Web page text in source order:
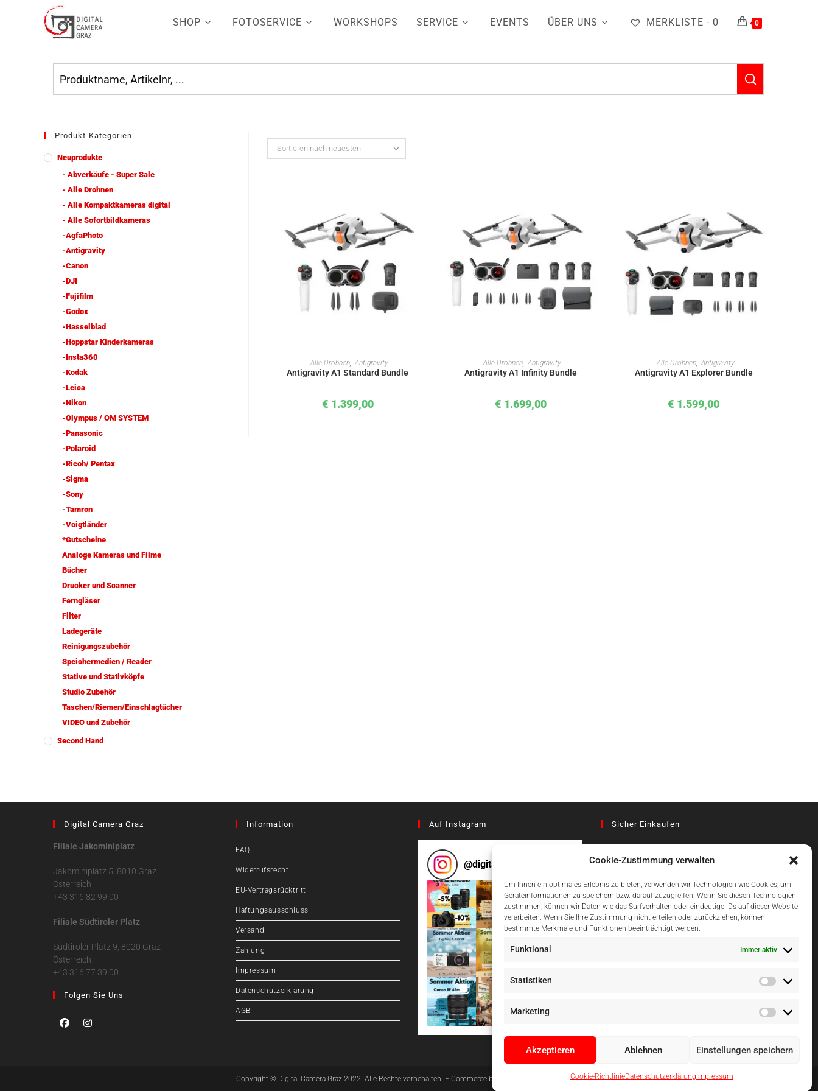
Cookie-Zustimmung verwalten
Um Ihnen ein optimales Erlebnis zu bieten, verwenden wir Technologien wie Cookies, um
Geräteinformationen zu speichern bzw. darauf zuzugreifen. Wenn Sie diesen Technologien
zustimmen, können wir Daten wie das Surfverhalten oder eindeutige IDs auf dieser Website
verarbeiten. Wenn Sie Ihre Zustimmung nicht erteilen oder zurückziehen, können
bestimmte Merkmale und Funktionen beeinträchtigt werden.
Funktional Immer aktiv
Statistiken
Marketing
Akzeptieren Ablehnen Einstellungen speichern
Cookie-RichtlinieDatenschutzerklärung Impressum
SHOP FOTOSERVICE WORKSHOPS SERVICE EVENTS ÜBER UNS MERKLISTE - 0 0
Produkt-Kategorien
Neuprodukte
- Abverkäufe - Super Sale
- Alle Drohnen
- Alle Kompaktkameras digital
- Alle Sofortbildkameras
-AgfaPhoto
-Antigravity
-Canon
-DJI
-Fujifilm
-Godox
-Hasselblad
-Hoppstar Kinderkameras
-Insta360
-Kodak
-Leica
-Nikon
-Olympus / OM SYSTEM
-Panasonic
-Polaroid
-Ricoh/ Pentax
-Sigma
-Sony
-Tamron
-Voigtländer
*Gutscheine
Analoge Kameras und Filme
Bücher
Drucker und Scanner
Ferngläser
Filter
Ladegeräte
Reinigungszubehör
Speichermedien / Reader
Stative und Stativköpfe
Studio Zubehör
Taschen/Riemen/Einschlagtücher
VIDEO und Zubehör
Second Hand
Sortieren nach neuesten
IN DEN WARENKORB
- Alle Drohnen ,-Antigravity
Antigravity A1 Standard Bundle
€ 1.399,00
IN DEN WARENKORB
- Alle Drohnen ,-Antigravity
Antigravity A1 Infinity Bundle
€ 1.699,00
IN DEN WARENKORB
- Alle Drohnen, -Antigravity
Antigravity A1 Explorer Bundle
€ 1.599,00
Digital Camera Graz
Filiale Jakominiplatz
Jakominiplatz 5, 8010 Graz
Österreich
+43 316 82 99 00
Filiale Südtiroler Platz
Südtiroler Platz 9, 8020 Graz
Österreich
+43 316 77 39 00
Folgen Sie Uns
Information
FAQ
Widerrufsrecht
EU-Vertragsrücktritt
Haftungsausschluss
Versand
Zahlung
Impressum
Datenschutzerklärung
AGB
Auf Instagram
@digitalcameragraz
Sicher Einkaufen
Einfach Online Bezahlen
Copyright © Digital Camera Graz 2022. Alle Rechte vorbehalten. E-Commerce by pathways digital, Mallorca